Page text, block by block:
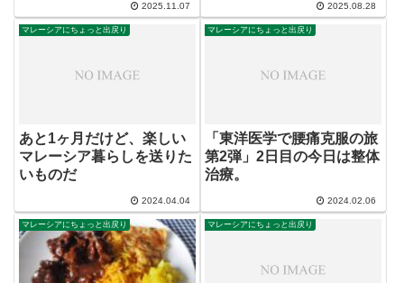
2025.11.07 2025.08.28
マレーシアにちょっと出戻り
あと1ヶ月だけど、楽しい
マレーシア暮らしを送りた
いものだ
2024.04.04
マレーシアにちょっと出戻り
「東洋医学で腰痛克服の旅
第2弾」2日目の今日は整体
治療。
2024.02.06
マレーシアにちょっと出戻り マレーシアにちょっと出戻り